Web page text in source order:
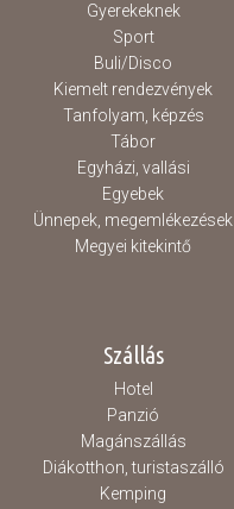
Gyerekeknek
Sport
Buli/Disco
Kiemelt rendezvények
Tanfolyam, képzés
Tábor
Egyházi, vallási
Egyebek
Ünnepek, megemlékezések
Megyei kitekintő
Szállás
Hotel
Panzió
Magánszállás
Diákotthon, turistaszálló
Kemping